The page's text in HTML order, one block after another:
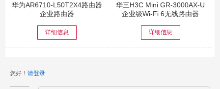
华为AR6710-L50T2X4路由器
企业路由器
详细信息
华三H3C Mini GR-3000AX-U
企业级Wi-Fi 6无线路由器
详细信息
您好！ 请登录